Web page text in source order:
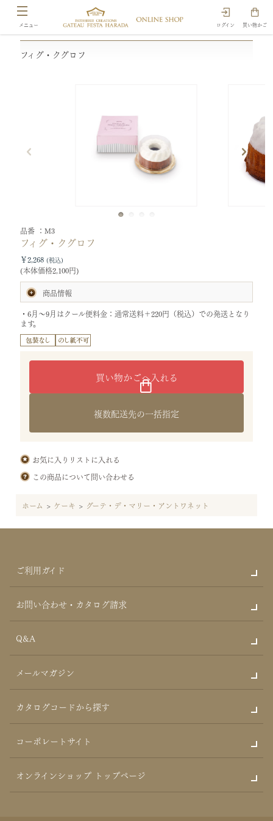
ログイン 買い物かご
フィグ・クグロフ
フィグ・クグロフ
￥2,268
(本体価格2,100円)
品番 M3
商品情報
賞味期限:製造日より7日
(お届けの商品は、賞味期間の半分以上を有したものです。)
内容量:クグロフ1個
サイズ:[クグロフ]直径14×高さ7.5cm
[化粧箱]タテ19×ヨコ19.3×高さ9.5ｃｍ
(袋：ケーキ用)
特定原材料等28品目:小麦・乳・卵・大豆・アーモンド
原材料:バター(国内製造)、卵、砂糖、小麦粉、アーモンドプード
乳／膨張剤、乳化剤（大豆由来）
召し上がりください。
・6月～9月はクール便料金：通常送料＋220円（税込）での発送となり
ます。
複数配送先の一括指定
お気に入りリストに入れる
この商品について問い合わせる
ホーム > ケーキ > グーテ・デ・マリー・アントワネット
ご利用ガイド
お問い合わせ・カタログ請求
Q&A
メールマガジン
カタログコードから探す
コーポレートサイト
オンラインショップ トップページ